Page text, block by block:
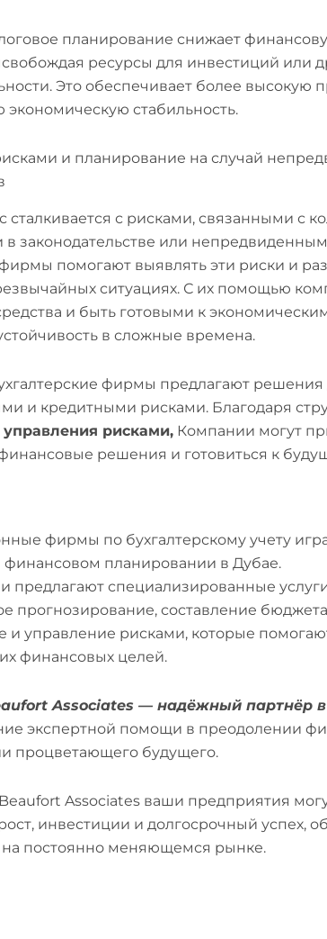
планирование снижает
ресурсы для инвестиций или
Это обеспечивает более высокую
экономическую стабильность.
и планирование на случай
с рисками, связанными с
законодательстве или
помогают выявлять эти риски и
ситуациях. С их помощью
и быть готовыми к
в сложные времена.
фирмы предлагают решения
и кредитными рисками. Благодаря
управления рисками,Компании могут
решения и готовиться к
фирмы по бухгалтерскому учету
планировании в Дубае.
предлагают специализированные
прогнозирование, составление
и управление рисками, которые
финансовых целей.
Associates — надёжный партнёр в
экспертной помощи в преодолении
процветающего будущего.
Associates ваши предприятия
инвестиции и долгосрочный успех,
на постоянно меняющемся рынке.